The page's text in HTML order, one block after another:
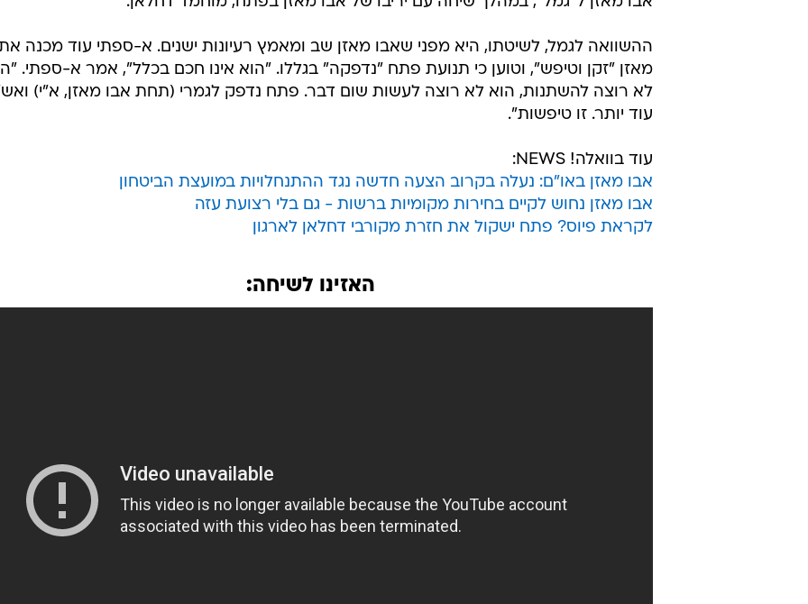
ההשוואה לגמל, לשיטתו, היא מפני שאבו מאזן שב ומאמץ רעיונות ישנים. א-ספתי עוד מכנה
מאזן "זקן וטיפש", וטוען כי תנועת פתח "נדפקה" בגללו. "הוא אינו חכם בכלל", אמר א-ספתי.
לא רוצה להשתנות, הוא לא רוצה לעשות שום דבר. פתח נדפק לגמרי (תחת אבו מאזן, א"י)
עוד יותר. זו טיפשות".
עוד בוואלה! NEWS:
אבו מאזן באו"ם: נעלה בקרוב הצעה חדשה נגד ההתנחלויות במועצת הביטחון
אבו מאזן נחוש לקיים בחירות מקומיות ברשות - גם בלי רצועת עזה
לקראת פיוס? פתח ישקול את חזרת מקורבי דחלאן לארגון
האזינו לשיחה: